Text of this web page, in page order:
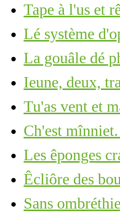
Tape à l'us et
Lé système
La gouâle dé
Ieune, deux,
Tu'as vent et
Ch'est
Les êponges
Êcliôre des
Sans